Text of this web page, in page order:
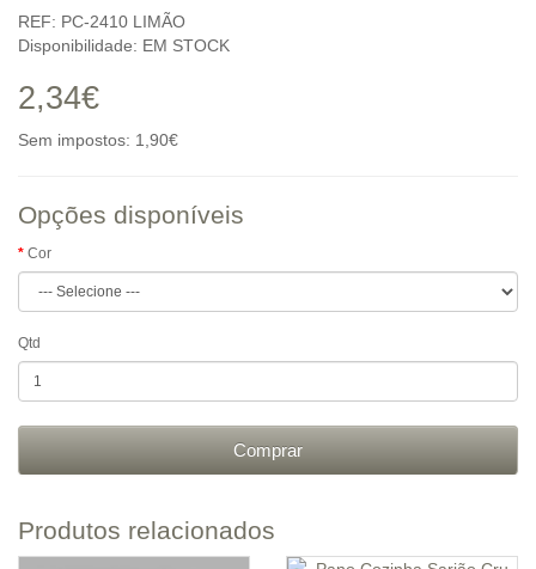
REF: PC-2410 LIMÃO
Disponibilidade: EM STOCK
2,34€
Sem impostos: 1,90€
Opções disponíveis
Cor
Qtd
Comprar
Produtos relacionados